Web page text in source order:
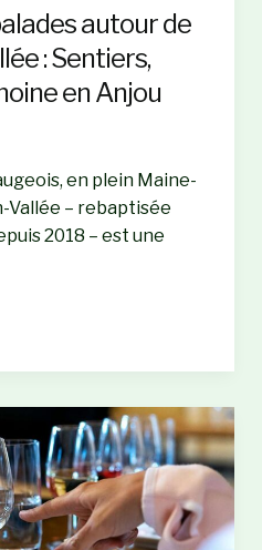
autour de
: Sentiers,
en Anjou
en plein Maine-
– rebaptisée
2018 – est une